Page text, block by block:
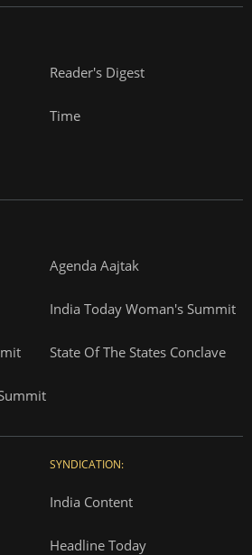
Reader's Digest
Time
Agenda Aajtak
India Today Woman's Summit
State Of The States Conclave
SYNDICATION:
India Content
Headline Today